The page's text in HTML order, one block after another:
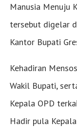
Manusia Menuju
tersebut digelar
Kantor Bupati
Kehadiran
Wakil Bupati,
Kepala OPD
Hadir pula